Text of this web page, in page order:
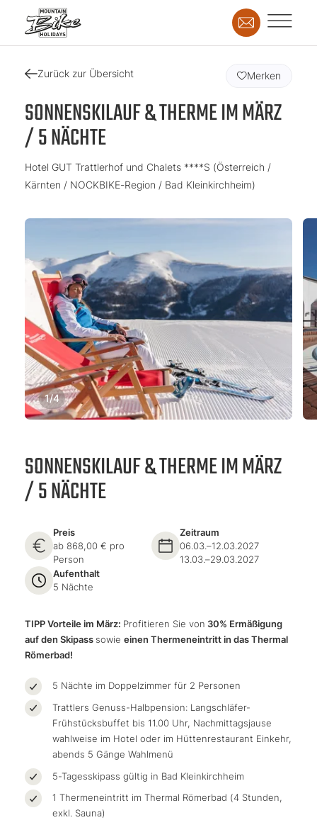
Zurück zur Übersicht
SONNENSKILAUF & THERME IM MÄRZ
/ 5 NÄCHTE
Hotel GUT Trattlerhof und Chalets ****S (Österreich /
Kärnten / NOCKBIKE-Region / Bad Kleinkirchheim)
Merken
1/4
SONNENSKILAUF & THERME IM MÄRZ
/ 5 NÄCHTE
Preis
ab 868,00 € pro
Person
Zeitraum
06.03.–12.03.2027
13.03.–29.03.2027
Aufenthalt
5 Nächte
TIPP Vorteile im März: Profitieren Sie von 30% Ermäßigung
auf den Skipass sowie einen Thermeneintritt in das Thermal
Römerbad!
5 Nächte im Doppelzimmer für 2 Personen
Trattlers Genuss-Halbpension: Langschläfer-
Frühstücksbuffet bis 11.00 Uhr, Nachmittagsjause
wahlweise im Hotel oder im Hüttenrestaurant Einkehr,
abends 5 Gänge Wahlmenü
5-Tagesskipass gültig in Bad Kleinkirchheim
1 Thermeneintritt im Thermal Römerbad (4 Stunden,
exkl. Sauna)